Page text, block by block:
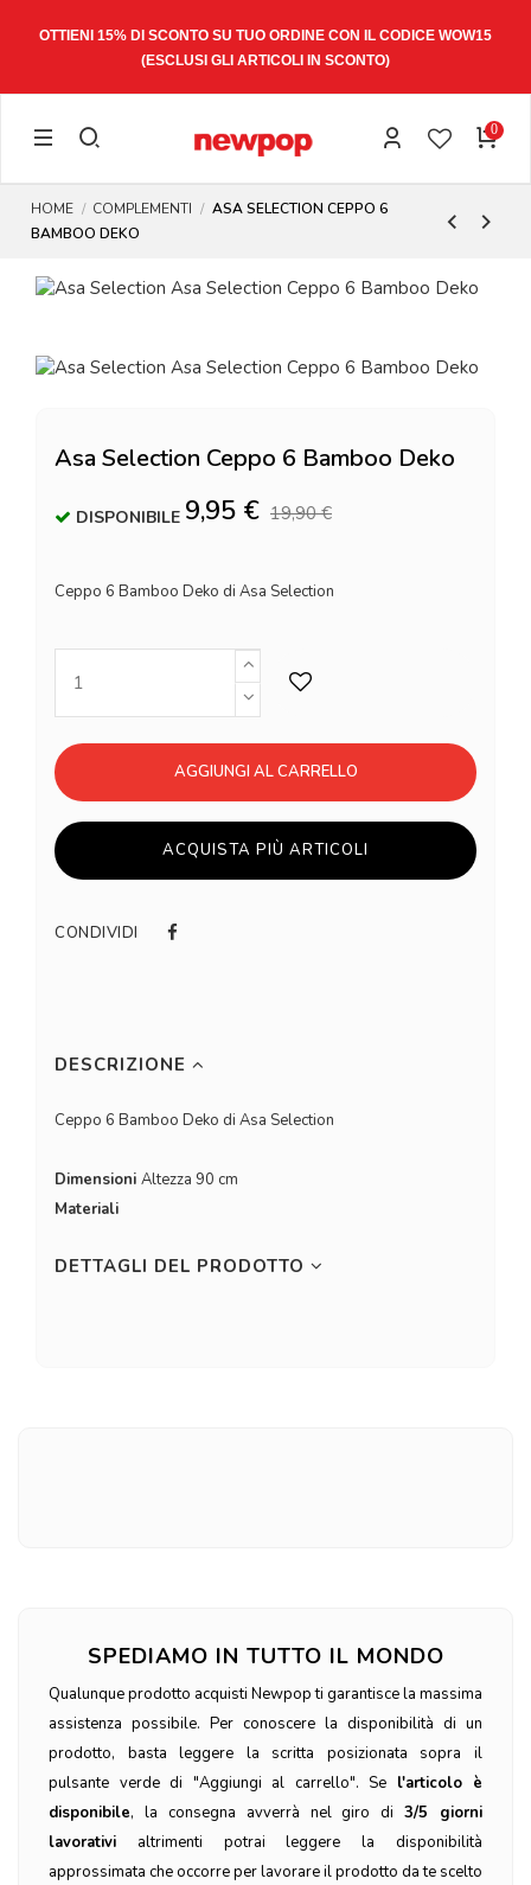
OTTIENI 15% DI SCONTO SU TUO ORDINE CON IL CODICE WOW15
(ESCLUSI GLI ARTICOLI IN SCONTO)
0
HOME COMPLEMENTI
ASA SELECTION CEPPO 6
BAMBOO DEKO
Asa Selection Ceppo 6 Bamboo Deko
DISPONIBILE 9,95 € 19,90 €
Ceppo 6 Bamboo Deko di Asa Selection
AGGIUNGI AL CARRELLO
ACQUISTA PIÙ ARTICOLI
CONDIVIDI
DESCRIZIONE
Ceppo 6 Bamboo Deko di Asa Selection
Dimensioni Altezza 90 cm
Materiali
DETTAGLI DEL PRODOTTO
SPEDIAMO IN TUTTO IL MONDO
Qualunque prodotto acquisti Newpop ti garantisce la massima
assistenza possibile. Per conoscere la disponibilità di un
prodotto, basta leggere la scritta posizionata sopra il
pulsante verde di "Aggiungi al carrello". Se l'articolo è
disponibile, la consegna avverrà nel giro di3/5 giorni
lavorativi altrimenti potrai leggere la disponibilità
approssimata che occorre per lavorare il prodotto da te scelto